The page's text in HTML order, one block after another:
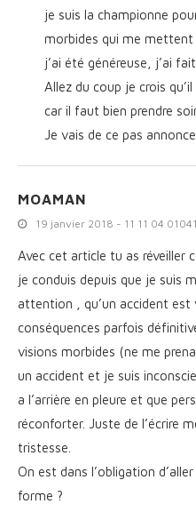
je suis la championne
morbides qui me
j’ai été généreuse, j’ai
Allez du coup je crois
car il faut bien prendre
Je vais de ce pas
MOAMAN
19 janvier 2018 - 11 11 04 01041
Avec cet article tu as réveiller
je conduis depuis que je suis
attention , qu’un accident est
conséquences parfois
visions morbides (ne me
un accident et je suis
a l’arrière en pleure et que
réconforter. Juste de l’écrire
tristesse.
On est dans l’obligation
forme ?